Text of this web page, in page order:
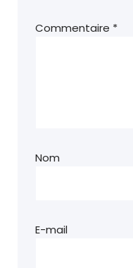
Commentaire *
Nom
E-mail